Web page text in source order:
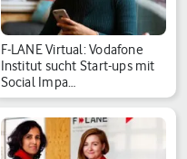
F-LANE Virtual: Vodafone
Institut sucht Start-ups mit
Social Impa…